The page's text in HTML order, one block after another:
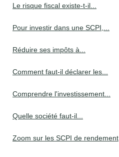
Le risque fiscal existe-t-il...
Pour investir dans une SCPI,...
Réduire ses impôts à...
Comment faut-il déclarer les...
Comprendre l'investissement...
Quelle société faut-il...
Zoom sur les SCPI de rendement